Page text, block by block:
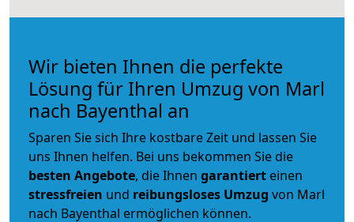
Wir bieten Ihnen die perfekte
Lösung für Ihren Umzug von Marl
nach Bayenthal an
Sparen Sie sich Ihre kostbare Zeit und lassen Sie
uns Ihnen helfen. Bei uns bekommen Sie die
besten Angebote, die Ihnen garantiert einen
stressfreien und reibungsloses Umzug von Marl
nach Bayenthal ermöglichen können.